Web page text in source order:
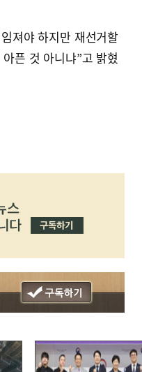
져야 하지만 재선거할
픈 것 아니냐”고 밝혔